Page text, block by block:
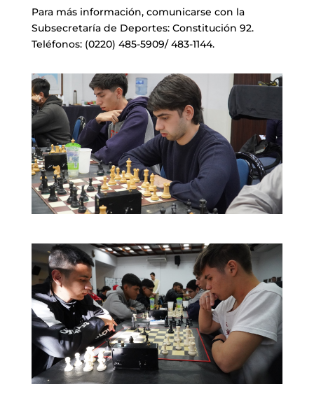
Para más información, comunicarse con la
Subsecretaría de Deportes: Constitución 92.
Teléfonos: (0220) 485-5909/ 483-1144.